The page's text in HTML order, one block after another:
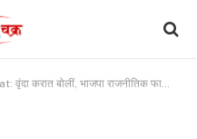
फायदे के लिए घुसपैठ का मुद्दा उठा रही, पीएम मोदी पर राहुल की निजी टिप्पणी पर बोलने से किया इनकार